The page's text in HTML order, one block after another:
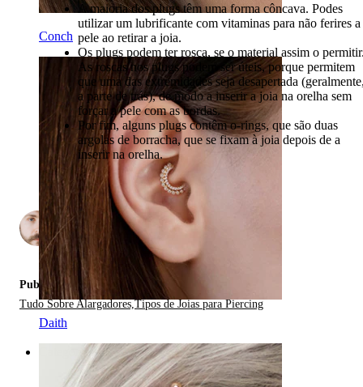
Conch
Daith
A maioria dos plugs têm uma forma côncava. Podes
utilizar um lubrificante com vitaminas para não ferires a
pele ao retirar a joia.
Os plugs podem ter rosca, se o material assim o
As roscas nos plugs podem ser úteis, porque permitem
que uma das extremidades seja desapertada
a parte de trás), de modo a inserir a joia na orelha sem
forçar a pele com as bordas.
Por fim, alguns plugs contêm o-rings, que são duas
argolas de borracha, que se fixam à joia depois de a
inserir na orelha.
por
Publicado em:
Tudo Sobre Alargadores, Tipos de Joias para Piercing
Categorias
Umbigo